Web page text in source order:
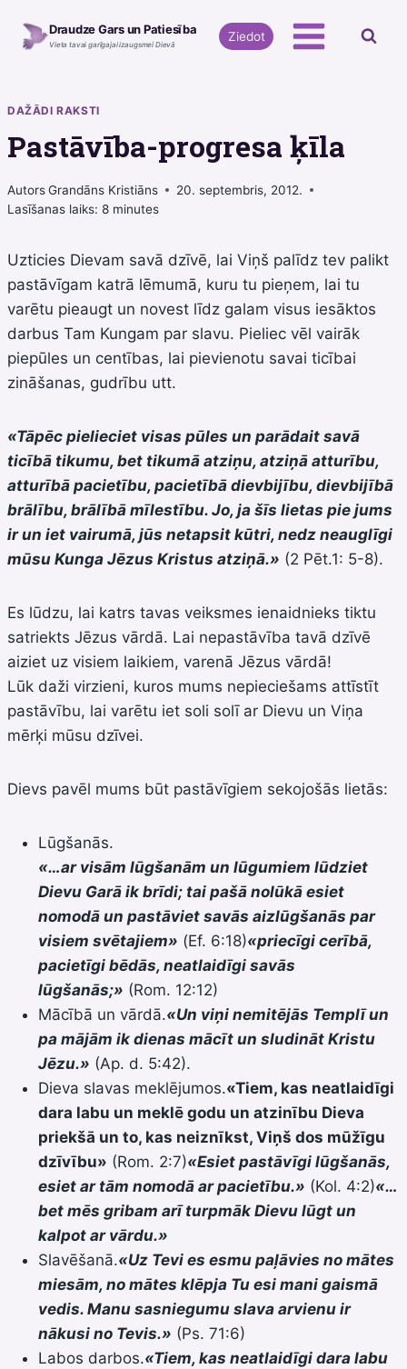
Draudze Gars un Patiesība
Vieta tavai garīgajai izaugsmei Dievā
Ziedot
DAŽĀDI RAKSTI
Pastāvība-progresa ķīla
AutorsGrandāns Kristiāns
20. septembris, 2012.
Lasīšanas laiks: 8 minutes
Uzticies Dievam savā dzīvē, lai Viņš palīdz tev palikt
pastāvīgam katrā lēmumā, kuru tu pieņem, lai tu
varētu pieaugt un novest līdz galam visus iesāktos
darbus Tam Kungam par slavu. Pieliec vēl vairāk
piepūles un centības, lai pievienotu savai ticībai
zināšanas, gudrību utt.
«Tāpēc pielieciet visas pūles un parādait savā
ticībā tikumu, bet tikumā atziņu, atziņā atturību,
atturībā pacietību, pacietībā dievbijību, dievbijībā
brālību, brālībā mīlestību. Jo, ja šīs lietas pie jums
ir un iet vairumā, jūs netapsit kūtri, nedz neauglīgi
mūsu Kunga Jēzus Kristus atziņā.» (2 Pēt.1: 5-8).
Es lūdzu, lai katrs tavas veiksmes ienaidnieks tiktu
satriekts Jēzus vārdā. Lai nepastāvība tavā dzīvē
aiziet uz visiem laikiem, varenā Jēzus vārdā!
Lūk daži virzieni, kuros mums nepieciešams attīstīt
pastāvību, lai varētu iet soli solī ar Dievu un Viņa
mērķi mūsu dzīvei.
Dievs pavēl mums būt pastāvīgiem sekojošās lietās:
Lūgšanās.
«…ar visām lūgšanām un lūgumiem lūdziet
Dievu Garā ik brīdi; tai pašā nolūkā esiet
nomodā un pastāviet savās aizlūgšanās par
visiem svētajiem» (Еf. 6:18)«priecīgi cerībā,
pacietīgi bēdās, neatlaidīgi savās
lūgšanās;» (Rom. 12:12)
Mācībā un vārdā.«Un viņi nemitējās Templī un
pa mājām ik dienas mācīt un sludināt Kristu
Jēzu.» (Ap. d. 5:42).
Dieva slavas meklējumos.«Tiem, kas neatlaidīgi
dara labu un meklē godu un atzinību Dieva
priekšā un to, kas neiznīkst, Viņš dos mūžīgu
dzīvību» (Rom. 2:7)«Esiet pastāvīgi lūgšanās,
esiet ar tām nomodā ar pacietību.» (Kol. 4:2)«…
bet mēs gribam arī turpmāk Dievu lūgt un
kalpot ar vārdu.»
Slavēšanā.«Uz Tevi es esmu paļāvies no mātes
miesām, no mātes klēpja Tu esi mani gaismā
vedis. Manu sasniegumu slava arvienu ir
nākusi no Tevis.» (Ps. 71:6)
Labos darbos.«Tiem, kas neatlaidīgi dara labu